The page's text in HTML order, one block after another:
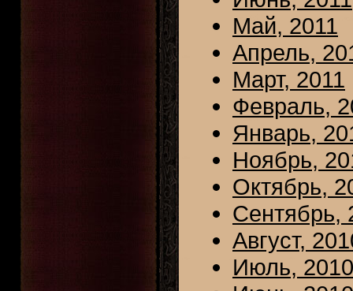
Май, 2011
Апрель,
Март, 2011
Февраль,
Январь,
Ноябрь,
Октябрь,
Сентябрь,
Август,
Июль, 2010